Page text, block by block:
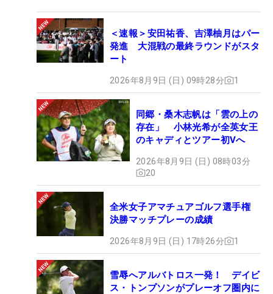
＜速報＞安田祐香、吉澤柚月はパー
発進 大混戦の最終ラウンドがスタ
ート
2026年8月9日 (日) 09時28分 1
同郷・桑木志帆は「雲の上の
存在」 小林光希が全英女王
のキャディとツアー初Vへ
2026年8月9日 (日) 08時03分
20
全米女子アマチュアゴルフ選手権
決勝マッチプレーの成績
2026年8月9日 (日) 17時26分 1
雪辱へアルバトロス一発！ デイビ
ス・トンプソンがプレーオフ圏内に